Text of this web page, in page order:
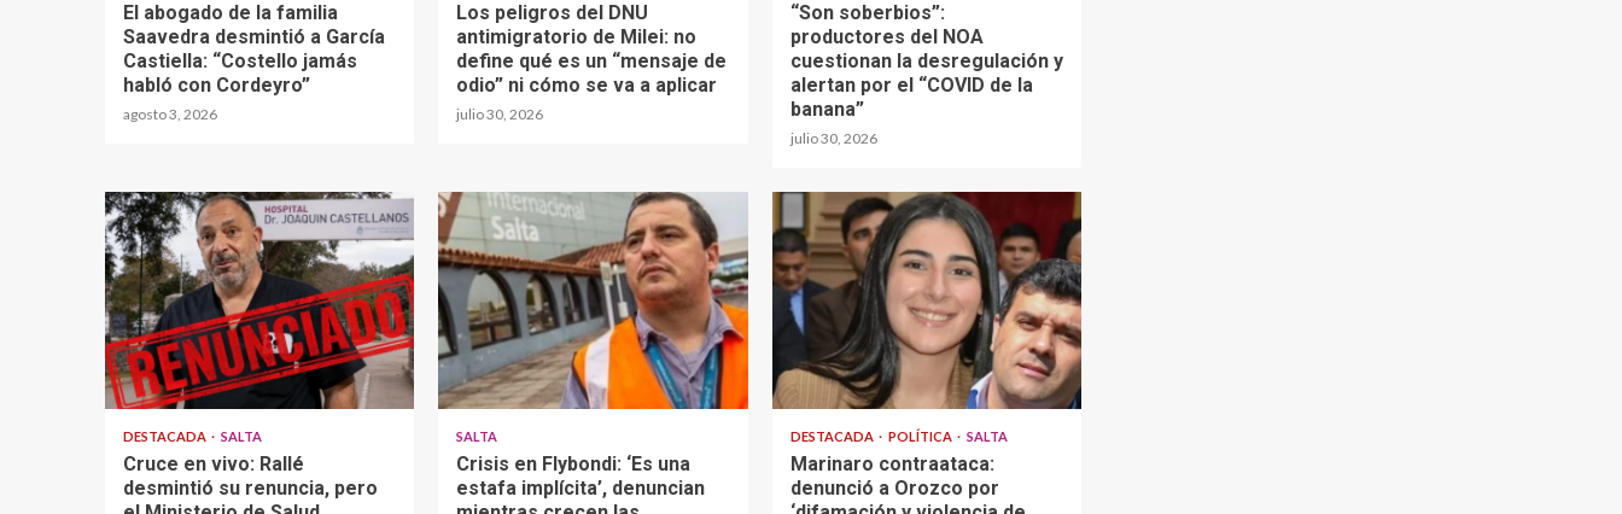
El abogado de la familia
Saavedra desmintió a García
Castiella: “Costello jamás
habló con Cordeyro”
agosto 3, 2026
Los peligros del DNU
antimigratorio de Milei: no
define qué es un “mensaje de
odio” ni cómo se va a aplicar
julio 30, 2026
“Son soberbios”:
productores del NOA
cuestionan la desregulación y
alertan por el “COVID de la
banana”
julio 30, 2026
DESTACADA SALTA
Cruce en vivo: Rallé
desmintió su renuncia, pero
SALTA
Crisis en Flybondi: ‘Es una
estafa implícita’, denuncian
DESTACADA POLÍTICA SALTA
Marinaro contraataca:
denunció a Orozco por